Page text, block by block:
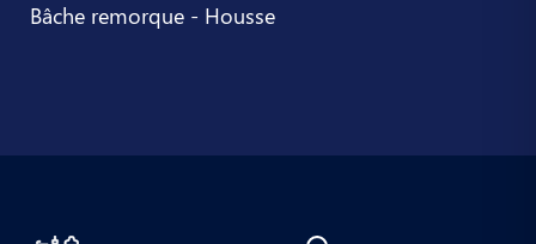
Bâche remorque - Housse